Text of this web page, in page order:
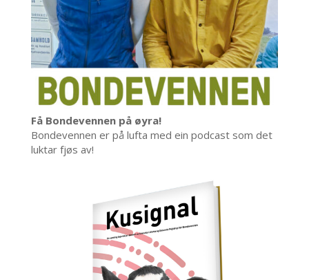
Få Bondevennen på øyra!
Bondevennen er på lufta med ein podcast som det
luktar fjøs av!